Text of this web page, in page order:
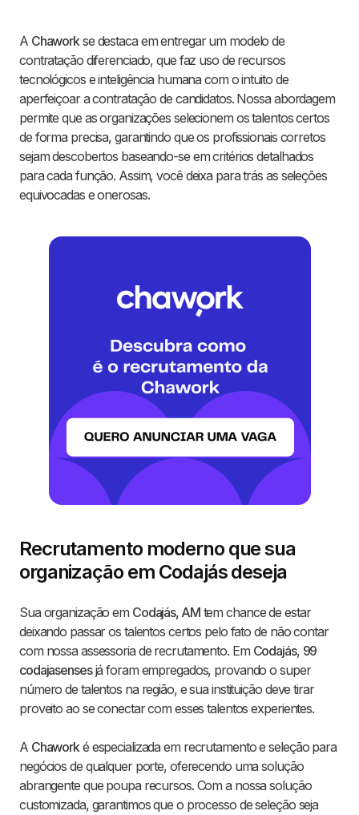
A Chaworkse destaca em entregar um modelo de
contratação diferenciado, que faz uso de recursos
tecnológicos e inteligência humana com o intuito de
aperfeiçoar a contratação de candidatos. Nossa abordagem
permite que as organizações selecionem os talentos certos
de forma precisa, garantindo que os profissionais corretos
sejam descobertos baseando-se em critérios detalhados
para cada função. Assim, você deixa para trás as seleções
equivocadas e onerosas.
Recrutamento moderno que sua
organização em Codajás deseja
Sua organização em Codajás, AMtem chance de estar
deixando passar os talentos certos pelo fato de não contar
com nossa assessoria de recrutamento. Em Codajás, 99
codajasensesjá foram empregados, provando o super
número de talentos na região, e sua instituição deve tirar
proveito ao se conectar com esses talentos experientes.
A Chaworké especializada em recrutamento e seleção para
negócios de qualquer porte, oferecendo uma solução
abrangente que poupa recursos. Com a nossa solução
customizada, garantimos que o processo de seleção seja